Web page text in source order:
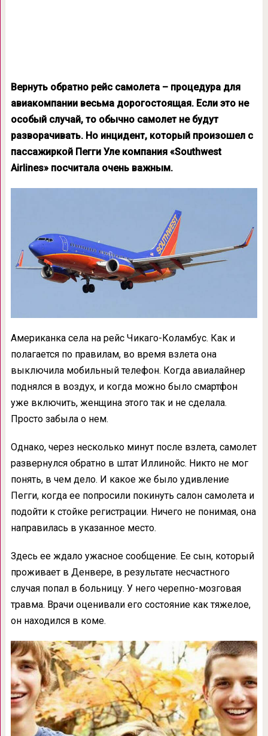
Вернуть обратно рейс самолета – процедура для
авиакомпании весьма дорогостоящая. Если это не
особый случай, то обычно самолет не будут
разворачивать. Но инцидент, который произошел с
пассажиркой Пегги Уле компания «Southwest
Airlines» посчитала очень важным.
Американка села на рейс Чикаго-Коламбус. Как и
полагается по правилам, во время взлета она
выключила мобильный телефон. Когда авиалайнер
поднялся в воздух, и когда можно было смартфон
уже включить, женщина этого так и не сделала.
Просто забыла о нем.
Однако, через несколько минут после взлета, самолет
развернулся обратно в штат Иллинойс. Никто не мог
понять, в чем дело. И какое же было удивление
Пегги, когда ее попросили покинуть салон самолета и
подойти к стойке регистрации. Ничего не понимая, она
направилась в указанное место.
Здесь ее ждало ужасное сообщение. Ее сын, который
проживает в Денвере, в результате несчастного
случая попал в больницу. У него черепно-мозговая
травма. Врачи оценивали его состояние как тяжелое,
он находился в коме.